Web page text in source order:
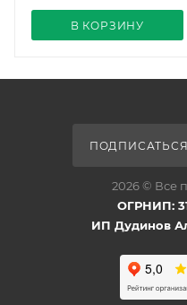
В КОРЗИНУ
2026 © Все
ОГРНИП:
ИП Дудинов